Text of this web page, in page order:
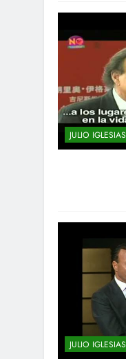
JULIO IGLESIAS
JULIO IGLESIAS